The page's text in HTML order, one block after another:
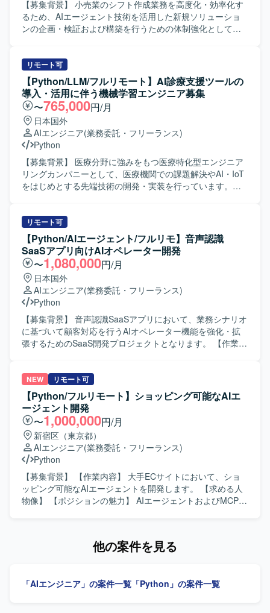
応、リアルタイム性向上などの課題に対して、実装レベル
で解決策を設計・実装していただきます。 UGCのパーソナ
ライズ、広告配信最適化、ダイナミックプライシングな
しい生活圏のカタチをつくる」といったミッションに共感
し、変化の大きい環境で挑戦したいと考えている方を求め
ております。 EC体験の可能性に関心を持ち、ソフトウェア
を軸に大きなチャレンジを行いたい方に参画していただき
たいです。 事業インパクトを意識しながら、データとモデ
ルを用いて課題解決を進める姿勢をお持ちの方を歓迎いた
します。 【ポジションの魅力】 実装したモデルの改善が売
上や滞在時間、継続率などのKPIに直接反映される環境で開
発していただけます。 既に本番稼働しているレコメンドエ
ンジンの次世代アーキテクチャを、自身の技術判断で設
計・検証できる裁量があります。 高頻度かつ高密度な行動
や広告配信最適化など、幅広いML活用領域に関わりながら
キャリアを広げていただけます。 AIツールを前提とした開
発スタイルの中で、少人数でもスピードと品質を両立する
経験を積んでいただけます。 【開発環境】 データ基盤・分
析にはBigQuery、Dataform、Python、Looker Studioを利用
しております。 ML基盤としてGoogle CloudのVertex AIや
Cloud Spannerなどを利用しております。 AI/LLMツールと
してClaude Code、Cursor、Codex、GitHub Copilotなどを
活用しております。 その他のツールとしてGitHub、Slack、
Notionなどを利用しております。
【募集背景】 小売業のシフト作成業務を高度化・効率化す
るため、AIエージェント技術を活用した新規ソリューショ
ンの企画・検証および構築を行うための体制強化として募
ていただきます。チャットベースのUIを通じて、シフト作
成および改善提案を行うAgentの要件整理、アーキテクチャ
検討、技術選定、設計、実装、評価を担当していただきま
す。RFP段階から参画し、Phase0（要件定義／PoC準備）
およびPhase1（Agent構築／評価）まで一貫して推進して
いただきます。 【求める人物像】 要件が流動的な環境下で
も主体性を持って技術選定や設計方針をリードできる方を
求めております。また、ステークホルダーとのコミュニケ
ーションを通じて課題を整理し、AIエージェントの価値最
大化に向けた提案や改善を積極的に行っていただける方が
望ましいです。 【ポジションの魅力】 RFP段階から参画
ージェント技術やMicrosoft系プラットフォームを活用しな
がら、業務プロセス変革に直結するソリューションを企
画・設計できる点が魅力です。テックリードとして、技術
選定やアーキテクチャ設計を主導し、今後の展開を見据え
た技術的な方向性を決めていく経験を積むことができま
す。 【開発環境】 Pythonを用いたバックエンド開発を中心
に、LLMおよびAIエージェント関連技術、Microsoft Azure
およびMicrosoft AI Platform、Agent Framework、Foundry
系サービス、Fabric環境などを組み合わせた構成を想定して
おります。
リモート可
【Python/LLM/フルリモート】AI診療支援ツールの
導入・活用に伴う機械学習エンジニア募集
〜765,000円/月
日本国外
AIエンジニア(業務委託・フリーランス)
Python
【募集背景】 医療分野に強みをもつ医療特化型エンジニア
リングカンパニーとして、医療機関での課題解決やAI・IoT
をはじめとする先端技術の開発・実装を行っています。生
支援ツールの導入・活用を支援しつつ、顧客からのフィー
ドバックをプロダクト改善へつなげていただきます。 ・機
械学習モデルの開発・運用（NLP、生成AIを中心としたモデ
ル活用） ・プロンプト設計・チューニングを含むプロンプ
トエンジニア業務 ・カスタマーサクセスと連携した要件整
理および技術サポート ・プロダクト改善のためのデータ解
析およびモデル改善提案 【求める人物像】 技術とコミュニ
ケーションのバランスが取れており、論理的思考力を持っ
て問題の根本原因を追求できる方を求めています。医療機
関のスタッフや社内メンバーと円滑にコミュニケーション
を取りながら、顧客の現場に寄り添い主体的に対応いただ
形にしながらサービスの進化に直接貢献できるポジション
です。「技術×ビジネス」を横断するキャリアを築くことが
でき、LLMや生成AIを活用した先端領域で経験を積むこと
ができます。 【開発環境】 Pythonを用いた機械学習・生成
AIモデル開発環境での業務を想定しています。クラウド環
境や各種ライブラリ・フレームワークを活用しながら、
NLPおよびLLM関連の開発を行っていただきます。
リモート可
【Python/AIエージェント/フルリモ】音声認識
SaaSアプリ向けAIオペレーター開発
〜1,080,000円/月
日本国外
AIエンジニア(業務委託・フリーランス)
Python
【募集背景】 音声認識SaaSアプリにおいて、業務シナリオ
に基づいて顧客対応を行うAIオペレーター機能を強化・拡
張するためのSaaS開発プロジェクトとなります。 【作業内
トチューニング、エージェント開発を実施していただきま
す。LLM連携APIの設計・実装や、タスク分解・ツール連
携・ワークフロー設計を行いながら、エージェントの精度
向上に向けた検証・改善を継続的に行っていただきます。
【求める人物像】 生成AIやAIエージェント技術への関心が
高く、自ら課題を発見しながら設計・実装・改善を主体的
に進めていただける方を求めております。関係者とコミュ
ニケーションを取りながら要件を整理し、プロダクト品質
の向上に責任感を持って取り組んでいただける方が望まし
いです。 【ポジションの魅力】 音声認識と生成AIを組み合
わせたSaaSプロダクトにおいて、プロンプト戦略やエージ
ウを蓄積できる環境です。 【開発環境】 Pythonを用いたバ
リを活用した開発を行います。
NEW リモート可
【Python/フルリモート】ショッピング可能なAIエ
ージェント開発
〜1,000,000円/月
新宿区（東京都）
AIエンジニア(業務委託・フリーランス)
Python
【募集背景】 【作業内容】 大手ECサイトにおいて、ショ
ッピング可能なAIエージェントを開発します。 【求める人
物像】 【ポジションの魅力】 AIエージェントおよびMCPサ
他の案件を見る
「AIエンジニア」の案件一覧 「Python」の案件一覧